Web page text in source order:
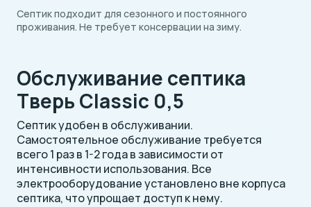
Септик подходит для сезонного и постоянного
проживания. Не требует консервации на зиму.
Обслуживание септика
Тверь Classic 0,5
Септик удобен в обслуживании.
Самостоятельное обслуживание требуется
всего 1 раз в 1-2 года в зависимости от
интенсивности использования. Все
электрооборудование установлено вне корпуса
септика, что упрощает доступ к нему.